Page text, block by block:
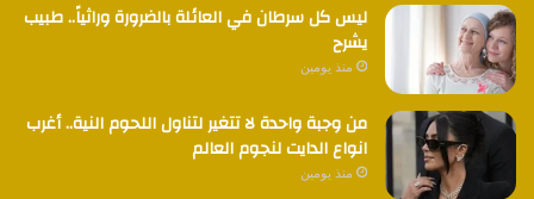
ليس كل سرطان في العائلة بالضرورة وراثياً.. طبيب
يشرح
منذ يومين
من وجبة واحدة لا تتغير لتناول اللحوم النية.. أغرب
انواع الدايت لنجوم العالم
منذ يومين